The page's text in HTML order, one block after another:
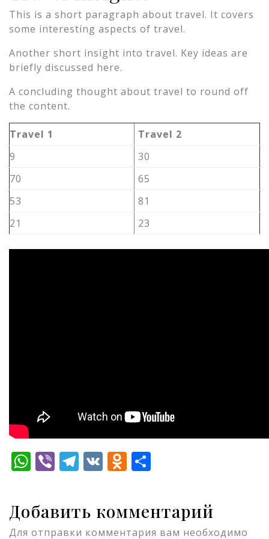
This is a short paragraph about travel. It covers
some interesting aspects of travel.
Another short insight into travel. Key ideas are
briefly discussed here.
A concluding thought about travel to round off
the content.
Travel 1
Travel 2
9
30
70
65
53
81
21
23
WhatsApp
ViberTelegram
VKOdnoklassniki
Добавить комментарий
Для отправки комментария вам необходимо